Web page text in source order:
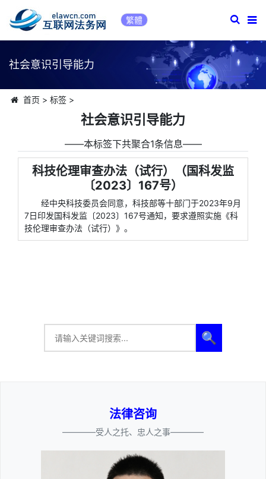
繁體
社会意识引导能力
首页 > 标签>
社会意识引导能力
――本标签下共聚合1条信息――
科技伦理审查办法（试行）（国科发监
〔2023〕167号）
经中央科技委员会同意，科技部等十部门于2023年9月
7日印发国科发监〔2023〕167号通知，要求遵照实施《科
技伦理审查办法（试行）》。
🔍
法律咨询
————受人之托、忠人之事————